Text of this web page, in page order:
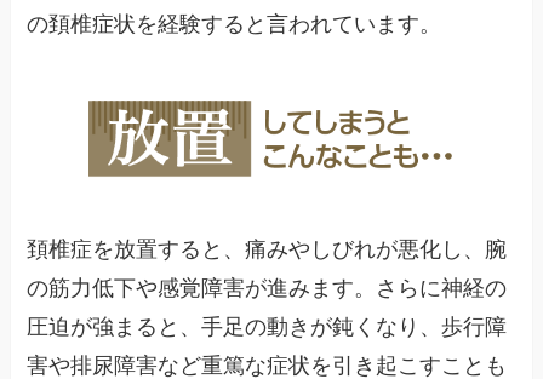
の頚椎症状を経験すると言われています。
頚椎症を放置すると、痛みやしびれが悪化し、腕
の筋力低下や感覚障害が進みます。さらに神経の
圧迫が強まると、手足の動きが鈍くなり、歩行障
害や排尿障害など重篤な症状を引き起こすことも